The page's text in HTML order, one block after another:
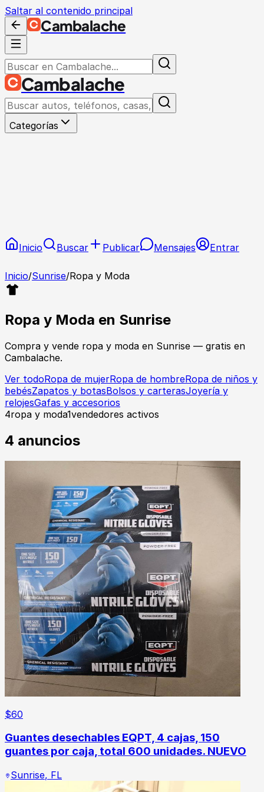
Saltar al contenido principal
Cambalache
Cambalache
Categorías
Inicio Buscar Publicar Mensajes Entrar
Inicio/Sunrise/Ropa y Moda
Ropa y Moda en Sunrise
Compra y vende ropa y moda en Sunrise — gratis en
Cambalache.
Ver todoRopa de mujerRopa de hombreRopa de niños y
bebésZapatos y botasBolsos y carterasJoyería y
relojesGafas y accesorios
4ropa y moda1vendedores activos
4 anuncios
$60
Guantes desechables EQPT, 4 cajas, 150
guantes por caja, total 600 unidades. NUEVO
Sunrise, FL